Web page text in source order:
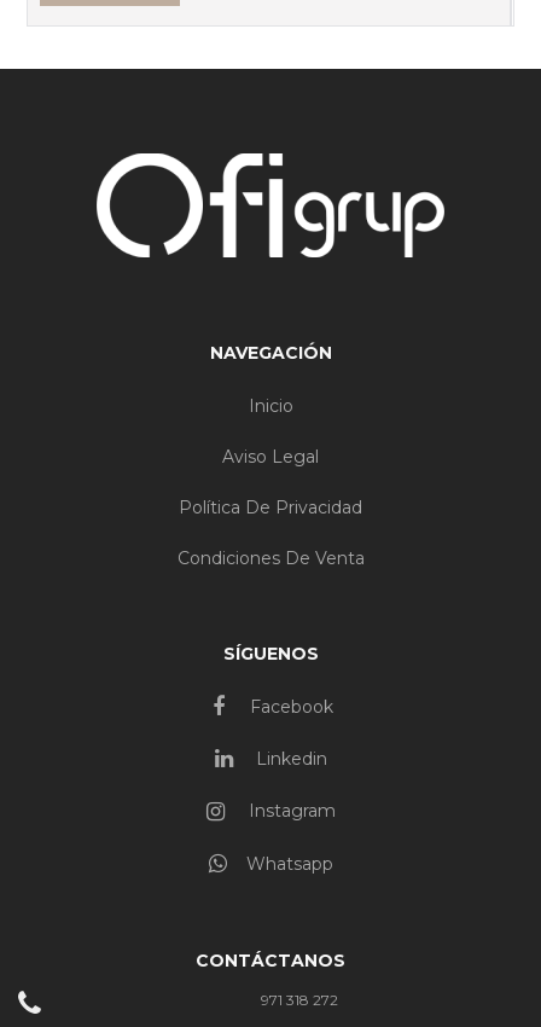
NAVEGACIÓN
Inicio
Aviso Legal
Política De Privacidad
Condiciones De Venta
SÍGUENOS
Facebook
Linkedin
Instagram
Whatsapp
CONTÁCTANOS
971 318 272